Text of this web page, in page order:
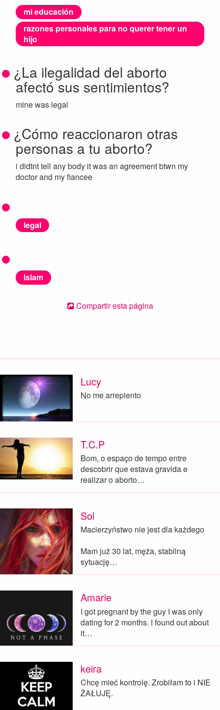
mi educación
razones personales para no querer tener un
hijo
¿La ilegalidad del aborto
afectó sus sentimientos?
mine was legal
¿Cómo reaccionaron otras
personas a tu aborto?
i didtnt tell any body it was an agreement btwn my
doctor and my fiancee
legal
Islam
Compartir esta página
Lucy
No me arrepiento
T.C.P
Bom, o espaço de tempo entre
descobrir que estava gravida e
realizar o aborto…
Sol
Macierzyństwo nie jest dla każdego
Mam już 30 lat, męża, stabilną
sytuację…
Amarie
I got pregnant by the guy I was only
dating for 2 months. I found out about
it…
keira
Chcę mieć kontrolę. Zrobiłam to i NIE
ŻAŁUJĘ.